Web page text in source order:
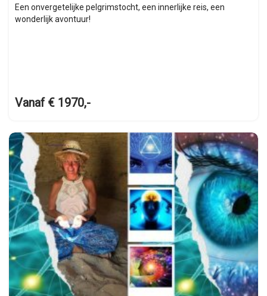
Een onvergetelijke pelgrimstocht, een innerlijke reis, een
wonderlijk avontuur!
Vanaf € 1970,-